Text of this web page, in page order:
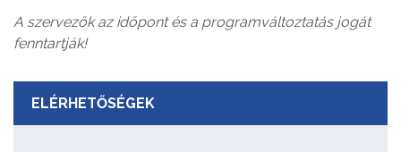
A szervezők az időpont és a programváltoztatás jogát
fenntartják!
ELÉRHETŐSÉGEK